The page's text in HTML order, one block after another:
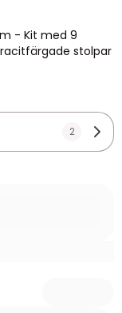
- Kit med 9
stolpar
2